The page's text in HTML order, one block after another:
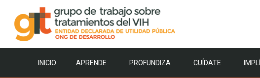
contenido
INICIO APRENDE PROFUNDIZA CUÍDATE